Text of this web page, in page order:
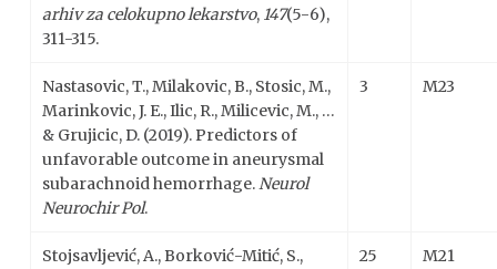
arhiv za celokupno lekarstvo, 147(5-6),
311-315.
Nastasovic, T., Milakovic, B., Stosic, M.,
Marinkovic, J. E., Ilic, R., Milicevic, M., …
& Grujicic, D. (2019). Predictors of
unfavorable outcome in aneurysmal
subarachnoid hemorrhage.Neurol
Neurochir Pol.
3 M23
Stojsavljević, A., Borković-Mitić, S.,
25 M21